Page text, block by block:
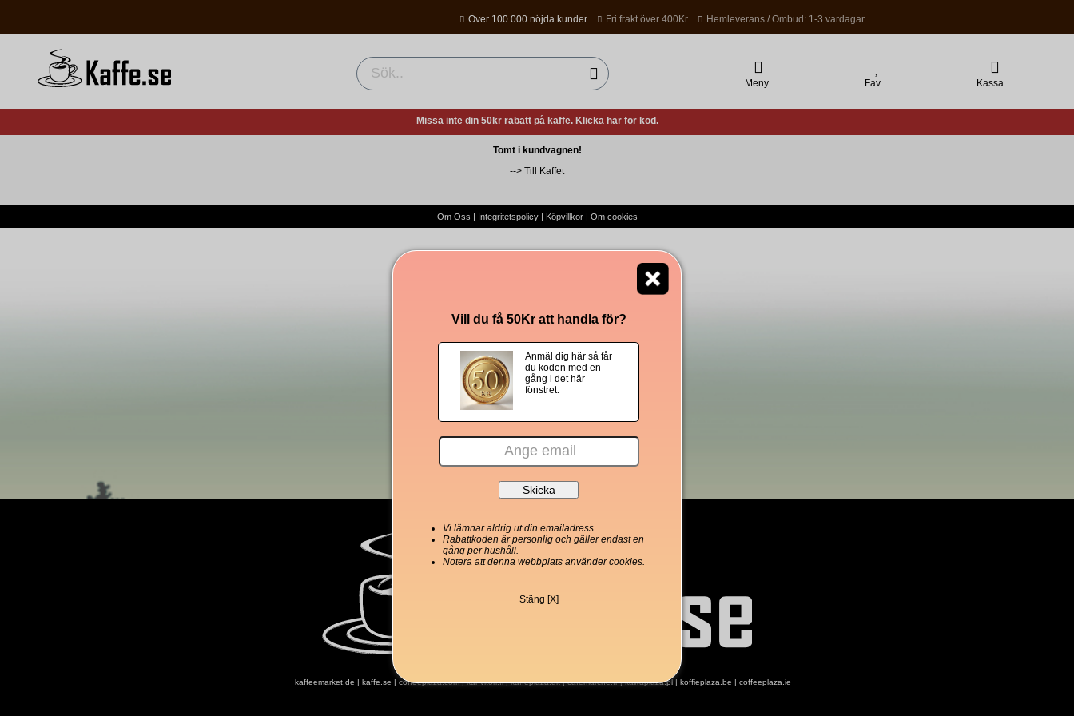
Över 100 000 nöjda kunder Fri frakt över 400Kr Hemleverans / Ombud: 1-3 vardagar.
Meny Fav Kassa
Missa inte din 50kr rabatt på kaffe. Klicka här för kod.
Tomt i kundvagnen!
--> Till Kaffet
Om Oss | Integritetspolicy| Köpvillkor| Om cookies
kaffeemarket.de | kaffe.se | coffeeplaza.com|kahvitori.fi|kaffeplaza.dk|cafemarche.fr|kawaplaza.pl | koffieplaza.be | coffeeplaza.ie
Vill du få 50Kr att handla för?
Anmäl dig här så får
du koden med en
gång i det här
fönstret.
Vi lämnar aldrig ut din emailadress
Rabattkoden är personlig och gäller endast en
gång per hushåll.
Notera att denna webbplats använder cookies.
Stäng [X]